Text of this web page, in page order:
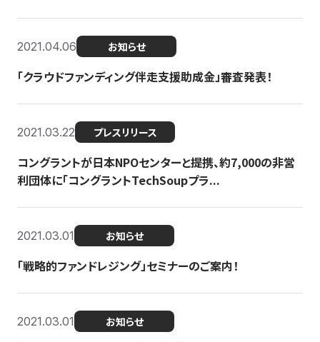
2021.04.06 お知らせ
「クラウドファンディング伴走支援助成金」審査発表！
2021.03.22 プレスリリース
コングラントが日本NPOセンターと提携、約7,000の非営
利団体に「コングラントTechSoupプラ...
2021.03.01 お知らせ
「戦略的ファンドレジング」セミナーのご案内！
2021.03.01 お知らせ